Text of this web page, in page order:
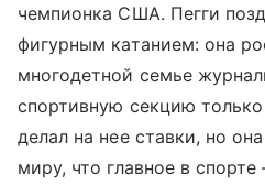
чемпионка США. Пегги
фигурным катанием: она
многодетной семье
спортивную секцию
делал на нее ставки, но
миру, что главное в